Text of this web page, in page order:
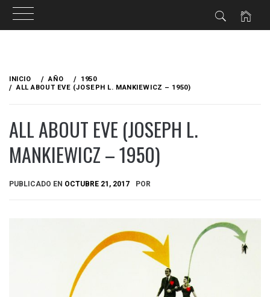
contenido
INICIO AÑO
1950
ALL ABOUT EVE (JOSEPH L. MANKIEWICZ – 1950)
ALL ABOUT EVE (JOSEPH L.
MANKIEWICZ – 1950)
PUBLICADO EN OCTUBRE 21, 2017 POR